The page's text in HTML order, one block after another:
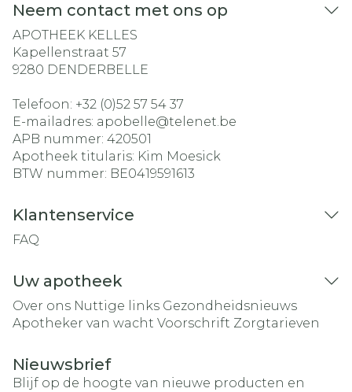
Neem contact met ons op
APOTHEEK KELLES
Kapellenstraat 57
9280 DENDERBELLE
Telefoon: +32 (0)52 57 54 37
E-mailadres: apobelle@telenet.be
APB nummer: 420501
Apotheek titularis: Kim Moesick
BTW nummer: BE0419591613
Klantenservice
FAQ
Uw apotheek
Over ons Nuttige links Gezondheidsnieuws
Apotheker van wacht Voorschrift Zorgtarieven
Nieuwsbrief
Blijf op de hoogte van nieuwe producten en